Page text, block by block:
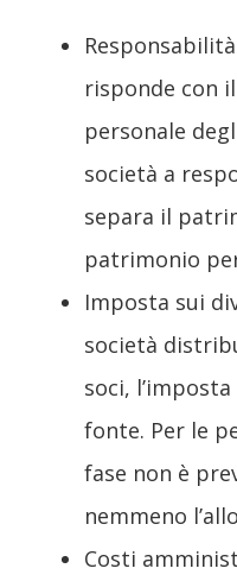
risponde con
personale
società a
separa il
patrimonio
Imposta sui
società
soci,
fonte. Per le
fase non è
nemmeno
Costi